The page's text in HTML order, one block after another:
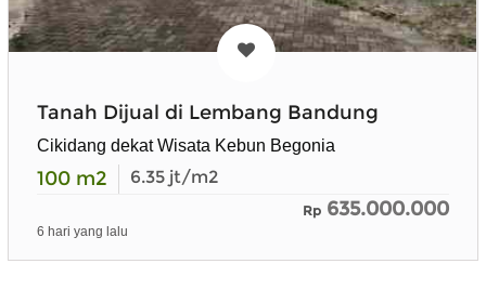
Tanah Dijual di Lembang Bandung
Cikidang dekat Wisata Kebun Begonia
100 m2 6.35 jt/m2
Rp 635.000.000
6 hari yang lalu